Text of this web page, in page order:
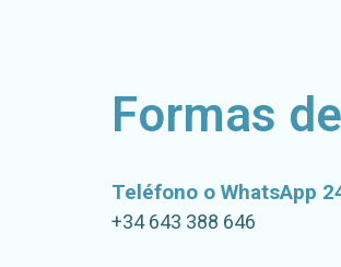
Formas
Teléfono o WhatsApp
+34 643 388 646